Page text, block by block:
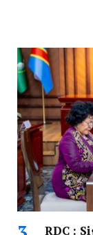
RDC :